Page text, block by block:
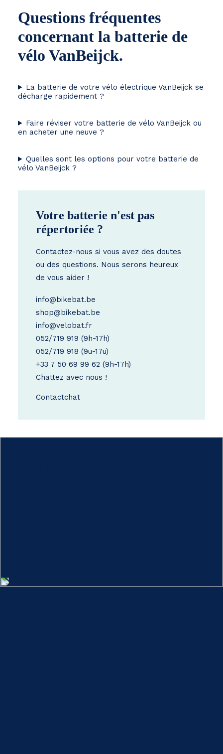
Questions fréquentes
concernant la batterie de
vélo VanBeijck.
La batterie de votre vélo électrique VanBeijck se
décharge rapidement ?
Faire réviser votre batterie de vélo VanBeijck ou
en acheter une neuve ?
Quelles sont les options pour votre batterie de
vélo VanBeijck ?
Votre batterie n'est pas
répertoriée ?
Contactez-nous si vous avez des doutes
ou des questions. Nous serons heureux
de vous aider !
info@bikebat.be
shop@bikebat.be
info@velobat.fr
052/719 919 (9h-17h)
052/719 918 (9u-17u)
+33 7 50 69 99 62 (9h-17h)
Chattez avec nous !
Contactchat